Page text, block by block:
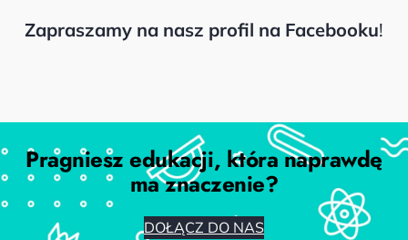
Zapraszamy na nasz profil na Facebooku!
Pragniesz edukacji, która naprawdę
ma znaczenie?
DOŁĄCZ DO NAS